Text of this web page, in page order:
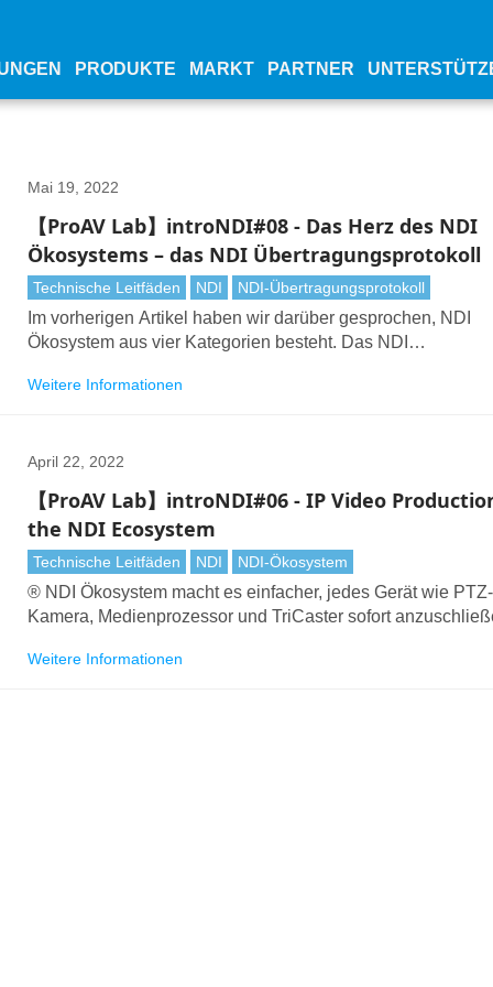
PRODUKTE MARKT PARTNER
Mai 19, 2022
【ProAV Lab】introNDI#08 - Das Herz des NDI
Ökosystems – das NDI Übertragungsprotokoll
Technische Leitfäden NDI NDI-Übertragungsprotokoll
Im vorherigen Artikel haben wir darüber gesprochen, NDI
Ökosystem aus vier Kategorien besteht. Das NDI
grundlegender Bedeutung. In diesem Artikel wird erläutert,
Weitere Informationen
April 22, 2022
【ProAV Lab】introNDI#06 - IP Video
the NDI Ecosystem
Technische Leitfäden NDI NDI-Ökosystem
® NDI Ökosystem macht es einfacher, jedes Gerät wie PTZ-
Kamera, Medienprozessor und TriCaster sofort
geringer Latenz über Ethernet-Netzwerke senden und Ihren
Weitere Informationen